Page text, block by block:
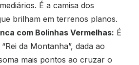
É a camisa dos
brilham em terrenos planos.
com Bolinhas Vermelhas: É
da Montanha”, dada ao
mais pontos ao cruzar o